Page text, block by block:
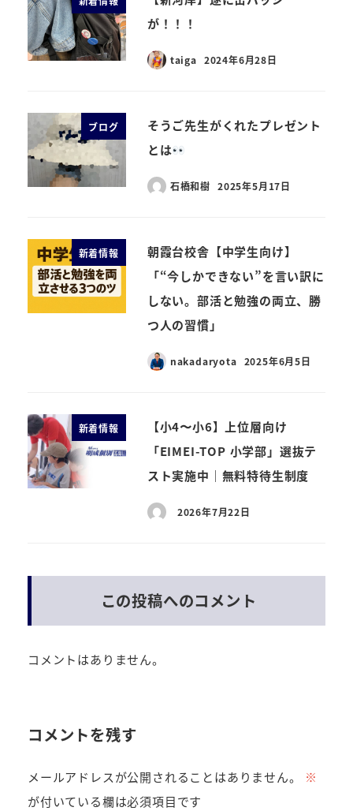
が！！！
taiga 2024年6月28日
ブログ
そうご先生がくれたプレゼント
とは
石橋和樹 2025年5月17日
新着情報
朝霞台校舎【中学生向け】
「“今しかできない”を言い訳に
しない。部活と勉強の両立、勝
つ人の習慣」
nakadaryota 2025年6月5日
新着情報
【小4〜小6】上位層向け
「EIMEI-TOP 小学部」選抜テ
スト実施中｜無料特待生制度
2026年7月22日
この投稿へのコメント
コメントはありません。
コメントを残す
メールアドレスが公開されることはありません。
※
が付いている欄は必須項目です